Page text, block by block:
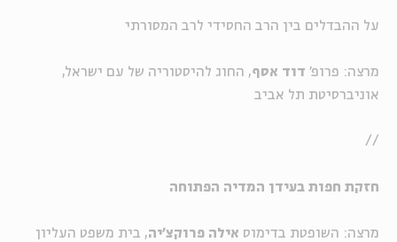
על ההבדלים בין הרב החסידי לרב המסורתי
מרצה: פרופ' דוד אסף, החוג להיסטוריה של עם ישראל,
אוניברסיטת תל אביב
//
חזקת חפות בעידן המדיה הפתוחה
מרצה: השופטת בדימוס אילה פרוקצ'יה, בית משפט העליון